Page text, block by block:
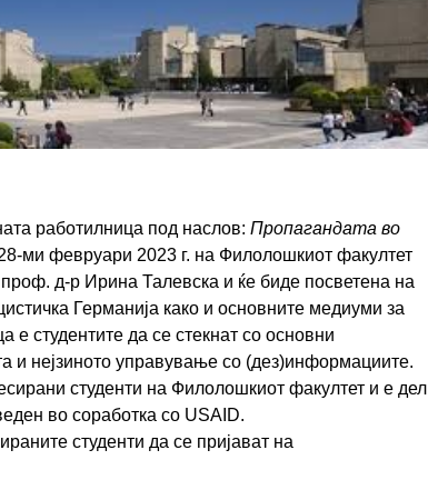
работилница под наслов: Пропагандата во
ми февруари 2023 г. на Филолошкиот факултет
д-р Ирина Талевска и ќе биде посветена на
Германија како и основните медиуми за
студентите да се стекнат со основни
и нејзиното управување со (дез)информациите.
студенти на Филолошкиот факултет и е дел
во соработка со USAID.
студенти да се пријават на